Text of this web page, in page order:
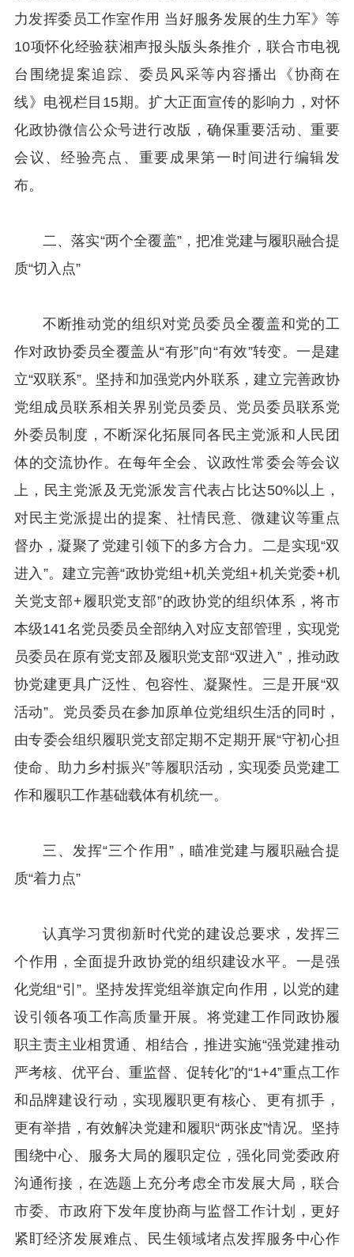
力发挥委员工作室作用 当好服务发展的生力军》等
10项怀化经验获湘声报头版头条推介，联合市电视
台围绕提案追踪、委员风采等内容播出《协商在
线》电视栏目15期。扩大正面宣传的影响力，对怀
化政协微信公众号进行改版，确保重要活动、重要
会议、经验亮点、重要成果第一时间进行编辑发
布。
二、落实“两个全覆盖”，把准党建与履职融合提
质“切入点”
不断推动党的组织对党员委员全覆盖和党的工
作对政协委员全覆盖从“有形”向“有效”转变。一是建
立“双联系”。坚持和加强党内外联系，建立完善政协
党组成员联系相关界别党员委员、党员委员联系党
外委员制度，不断深化拓展同各民主党派和人民团
体的交流协作。在每年全会、议政性常委会等会议
上，民主党派及无党派发言代表占比达50%以上，
对民主党派提出的提案、社情民意、微建议等重点
督办，凝聚了党建引领下的多方合力。二是实现“双
进入”。建立完善“政协党组+机关党组+机关党委+机
关党支部+履职党支部”的政协党的组织体系，将市
本级141名党员委员全部纳入对应支部管理，实现党
员委员在原有党支部及履职党支部“双进入”，推动政
协党建更具广泛性、包容性、凝聚性。三是开展“双
活动”。党员委员在参加原单位党组织生活的同时，
由专委会组织履职党支部定期不定期开展“守初心担
使命、助力乡村振兴”等履职活动，实现委员党建工
作和履职工作基础载体有机统一。
三、发挥“三个作用”，瞄准党建与履职融合提
质“着力点”
认真学习贯彻新时代党的建设总要求，发挥三
个作用，全面提升政协党的组织建设水平。一是强
化党组“引”。坚持发挥党组举旗定向作用，以党的建
设引领各项工作高质量开展。将党建工作同政协履
职主责主业相贯通、相结合，推进实施“强党建推动
严考核、优平台、重监督、促转化”的“1+4”重点工作
和品牌建设行动，实现履职更有核心、更有抓手，
更有举措，有效解决党建和履职“两张皮”情况。坚持
围绕中心、服务大局的履职定位，强化同党委政府
沟通衔接，在选题上充分考虑全市发展大局，联合
市委、市政府下发年度协商与监督工作计划，更好
紧盯经济发展难点、民生领域堵点发挥服务中心作